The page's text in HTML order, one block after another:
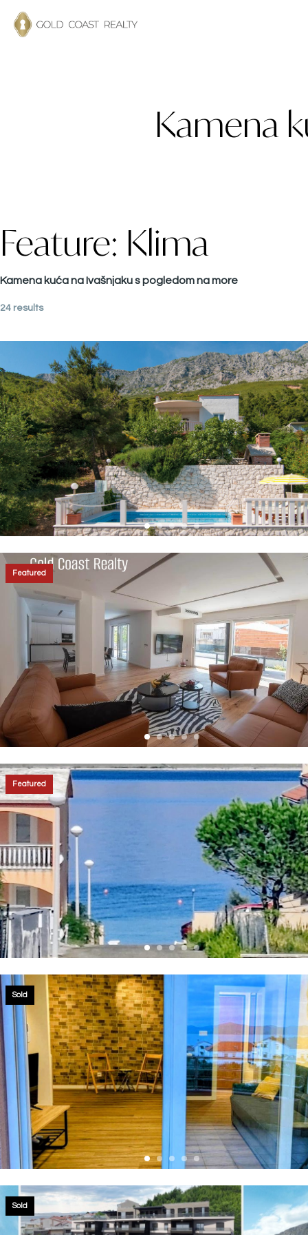
Kamena
Feature: Klima
Kamena kuća na Ivašnjaku s pogledom na more
24 results
Featured
Featured
Sold
Sold